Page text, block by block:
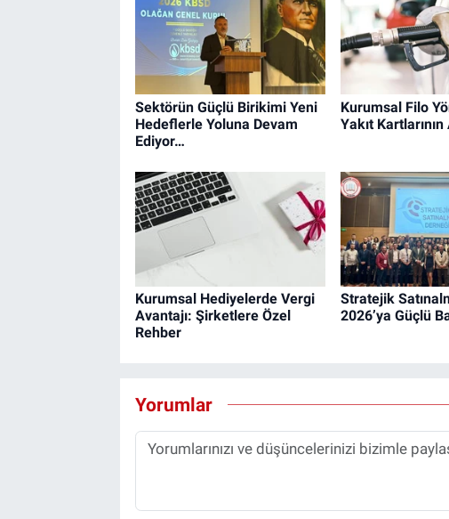
Sektörün Güçlü Birikimi Yeni
Hedeflerle Yoluna Devam
Ediyor…
Kurumsal Filo
Yakıt
Kurumsal Hediyelerde Vergi
Avantajı: Şirketlere Özel
Rehber
Stratejik
2026’ya Güçlü
Yorumlar